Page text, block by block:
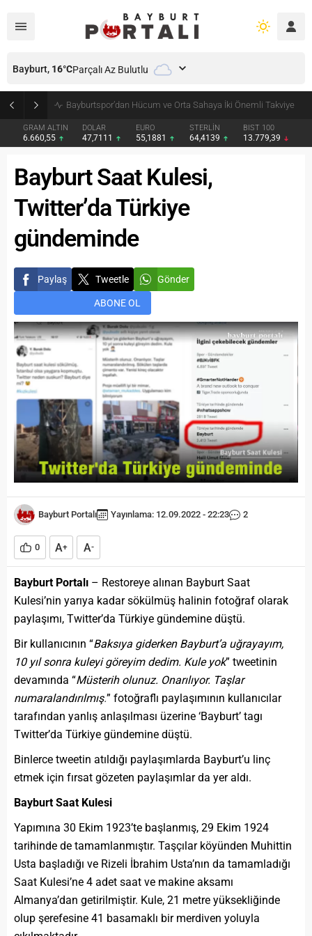
Bayburt’ta Minik Öğrencilere Jandarma Mesleği Tanıtıldı
GRAM ALTIN
6.660,55
DOLAR
47,7111
EURO
55,1881
STERLİN
64,4139
BIST 100
13.779,39
Bayburt, 16°CParçalı Az Bulutlu
Bayburt Saat Kulesi,
Twitter’da Türkiye
gündeminde
Paylaş Tweetle Gönder
ABONE OL
Bayburt Portalı Yayınlama: 12.09.2022 - 22:23 2
0 A+ A-
Bayburt Portalı – Restoreye alınan Bayburt Saat
Kulesi’nin yarıya kadar sökülmüş halinin fotoğraf olarak
paylaşımı, Twitter’da Türkiye gündemine düştü.
Bir kullanıcının “Baksıya giderken Bayburt’a uğrayayım,
10 yıl sonra kuleyi göreyim dedim. Kule yok” tweetinin
devamında “Müsterih olunuz. Onarılıyor. Taşlar
numaralandırılmış.” fotoğraflı paylaşımının kullanıcılar
tarafından yanlış anlaşılması üzerine ‘Bayburt’ tagı
Twitter’da Türkiye gündemine düştü.
Binlerce tweetin atıldığı paylaşımlarda Bayburt’u linç
etmek için fırsat gözeten paylaşımlar da yer aldı.
Bayburt Saat Kulesi
Yapımına 30 Ekim 1923’te başlanmış, 29 Ekim 1924
tarihinde de tamamlanmıştır. Taşçılar köyünden Muhittin
Usta başladığı ve Rizeli İbrahim Usta’nın da tamamladığı
Saat Kulesi’ne 4 adet saat ve makine aksamı
Almanya’dan getirilmiştir. Kule, 21 metre yüksekliğinde
olup şerefesine 41 basamaklı bir merdiven yoluyla